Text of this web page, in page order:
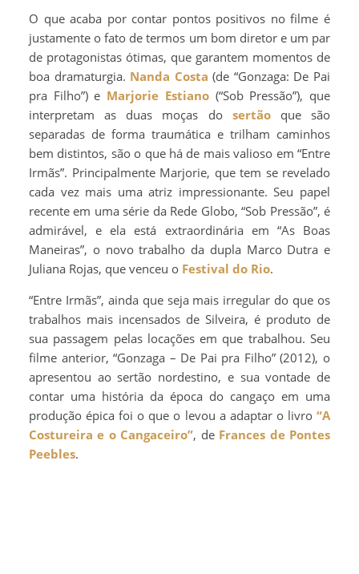
O que acaba por contar pontos positivos no filme é
justamente o fato de termos um bom diretor e um par
de protagonistas ótimas, que garantem momentos de
boa dramaturgia. Nanda Costa (de “Gonzaga: De Pai
pra Filho”) e Marjorie Estiano(“Sob Pressão”), que
interpretam as duas moças do sertãoque são
separadas de forma traumática e trilham caminhos
bem distintos, são o que há de mais valioso em “Entre
Irmãs”. Principalmente Marjorie, que tem se revelado
cada vez mais uma atriz impressionante. Seu papel
recente em uma série da Rede Globo, “Sob Pressão”, é
admirável, e ela está extraordinária em “As Boas
Maneiras”, o novo trabalho da dupla Marco Dutra e
Juliana Rojas, que venceu o Festival do Rio.
“Entre Irmãs”, ainda que seja mais irregular do que os
trabalhos mais incensados de Silveira, é produto de
sua passagem pelas locações em que trabalhou. Seu
filme anterior, “Gonzaga – De Pai pra Filho” (2012), o
apresentou ao sertão nordestino, e sua vontade de
contar uma história da época do cangaço em uma
produção épica foi o que o levou a adaptar o livro “A
Costureira e o Cangaceiro”, de Frances de Pontes
Peebles.